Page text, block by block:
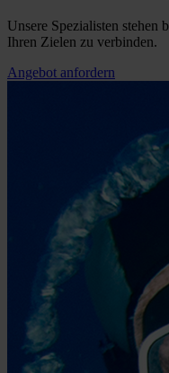
Unsere Spezialisten stehen
Ihren Zielen zu verbinden.
Angebot anfordern